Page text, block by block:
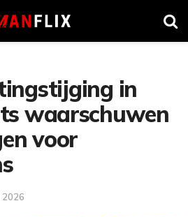
in
waarschuwen
voor
2026